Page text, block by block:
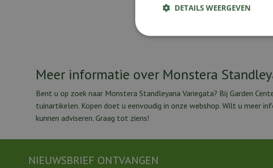
Meer informatie over Monstera
Bent u op zoek naar Monstera Standleyana Variegata? Bij Garden
tuinartikelen. Kopen doet u eenvoudig in onze webshop. Wilt u meer
kunnen adviseren. Graag tot ziens!
NIEUWSBRIEF ONTVANGEN
DETAILS WEERGEVEN